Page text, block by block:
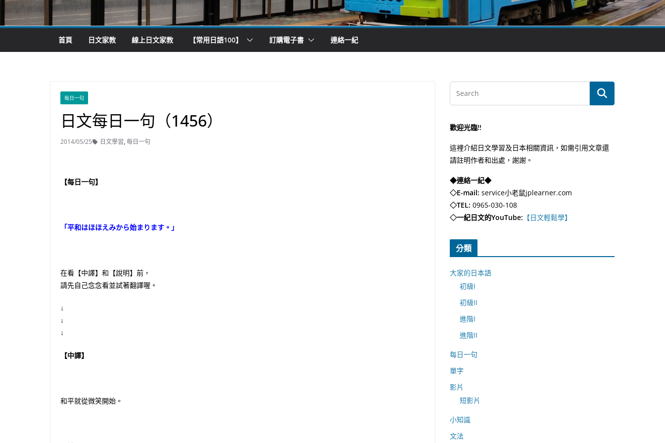
首頁 日文家教 線上日文家教 【常用日語100】 訂購電子書 連絡一紀
每日一句
日文每日一句（1456）
2014/05/25 日文學習,每日一句
【每日一句】
「平和はほほえみから始まります。」
在看【中譯】和【說明】前，
請先自己念念看並試著翻譯喔。
↓
↓
↓
【中譯】
和平就從微笑開始。
歡迎光臨!!
這裡介紹日文學習及日本相關資訊，如需引用文章還
請註明作者和出處，謝謝。
◆連絡一紀◆
◇E-mail: service小老鼠jplearner.com
◇TEL: 0965-030-108
◇一紀日文的YouTube: 【日文輕鬆學】
分類
大家的日本語
初級I
初級II
進階I
進階II
每日一句
單字
影片
短影片
小知識
文法